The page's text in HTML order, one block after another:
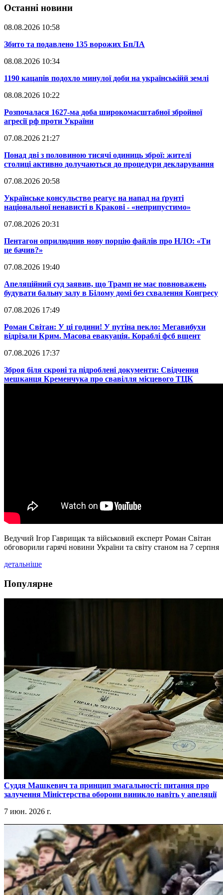
Останні новини
08.08.2026 10:58
​Збито та подавлено 135 ворожих БпЛА
08.08.2026 10:34
​1190 кацапів подохло минулої доби на українськійй землі
08.08.2026 10:22
​Розпочалася 1627-ма доба широкомасштабної збройної
агресії рф проти України
07.08.2026 21:27
​Понад дві з половиною тисячі одиниць зброї: жителі
столиці активно долучаються до процедури декларування
07.08.2026 20:58
​Українське консульство реагує на напад на ґрунті
національної ненависті в Кракові - «неприпустимо»
07.08.2026 20:31
​Пентагон оприлюднив нову порцію файлів про НЛО: «Ти
це бачив?»
07.08.2026 19:40
​Апеляційний суд заявив, що Трамп не має повноважень
будувати бальну залу в Білому домі без схвалення Конгресу
07.08.2026 17:49
​Роман Світан: У ці години! У путіна пекло: Мегавибухи
відрізали Крим. Масова евакуація. Кораблі фсб вщент
07.08.2026 17:37
​Зброя біля скроні та підроблені документи: Свідчення
мешканця Кременчука про свавілля місцевого ТЦК
Ведучий Ігор Гаврищак та військовий експерт Роман Світан
обговорили гарячі новини України та світу станом на 7 серпня
детальніше
Популярне
​Суддя Машкевич та принцип змагальності: питання про
залучення Міністерства оборони виникло навіть у апеляції
7 июн. 2026 г.